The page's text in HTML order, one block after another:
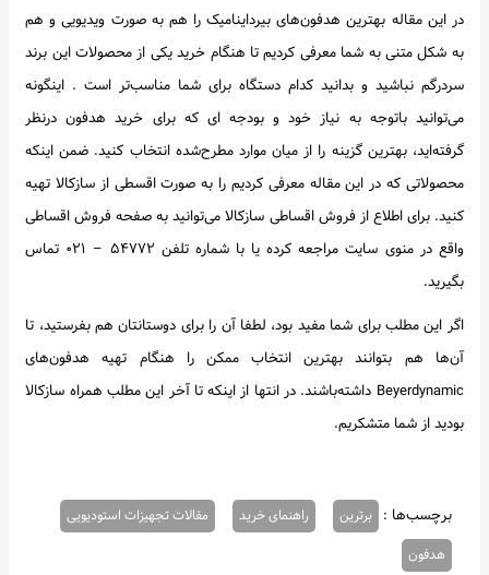
در این مقاله بهترین هدفون‌های بیرداینامیک را هم به صورت ویدیویی و هم
به شکل متنی به شما معرفی کردیم تا هنگام خرید یکی از محصولات این برند
سردرگم نباشید و بدانید کدام دستگاه برای شما مناسب‌تر است . اینگونه
می‌توانید باتوجه به نیاز خود و بودجه ای که برای خرید هدفون درنظر
گرفته‌اید، بهترین گزینه را از میان موارد مطرح‌شده انتخاب کنید. ضمن اینکه
محصولاتی که در این مقاله معرفی کردیم را به صورت اقسطی از سازکالا تهیه
کنید. برای اطلاع از فروش اقساطی سازکالا می‌توانید به صفحه فروش اقساطی
واقع در منوی سایت مراجعه کرده یا با شماره تلفن ۵۴۷۷۲ – ۰۲۱ تماس
بگیرید.
اگر این مطلب برای شما مفید بود، لطفا آن را برای دوستانتان هم بفرستید، تا
آن‌ها هم بتوانند بهترین انتخاب ممکن را هنگام تهیه هدفون‌های
Beyerdynamic داشته‌باشند. در انتها از اینکه تا آخر این مطلب همراه سازکالا
بودید از شما متشکریم.
برچسب‌ها : برترین راهنمای خرید
مقالات تجهیزات استودیویی
هدفون